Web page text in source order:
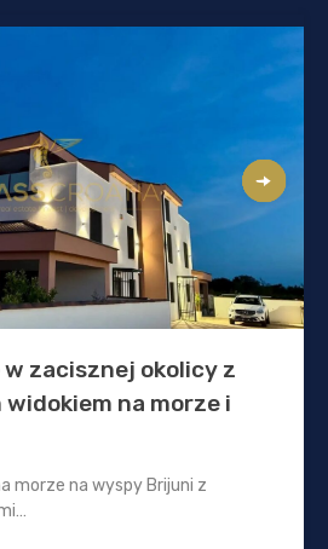
zacisznej okolicy z
widokiem na morze i
morze na wyspy Brijuni z